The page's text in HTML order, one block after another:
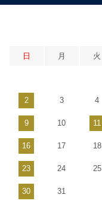
日 月 火
2 3 4
9 10 11
16 17 18
23 24 25
30 31